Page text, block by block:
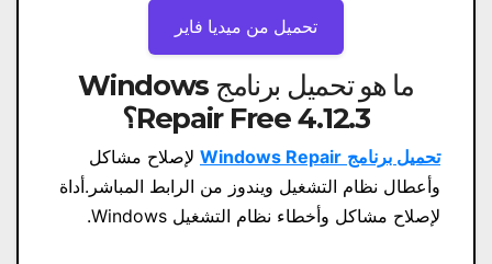
تحميل من ميديا ​​فاير
ما هو تحميل برنامج Windows
Repair Free 4.12.3؟
تحميل برنامج Windows Repair لإصلاح مشاكل
وأعطال نظام التشغيل ويندوز من الرابط المباشر.أداة
لإصلاح مشاكل وأخطاء نظام التشغيل Windows.